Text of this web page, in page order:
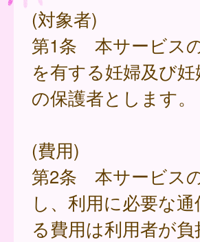
(対象者)
第1条 本サービス
を有する妊婦及び
の保護者とします。
(費用)
第2条 本サービス
し、利用に必要な
る費用は利用者が